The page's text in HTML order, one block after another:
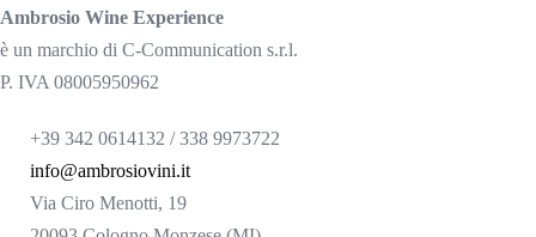
Ambrosio Wine Experience
è un marchio di C-Communication s.r.l.
P. IVA 08005950962
+39 342 0614132 / 338 9973722
info@ambrosiovini.it
Via Ciro Menotti, 19